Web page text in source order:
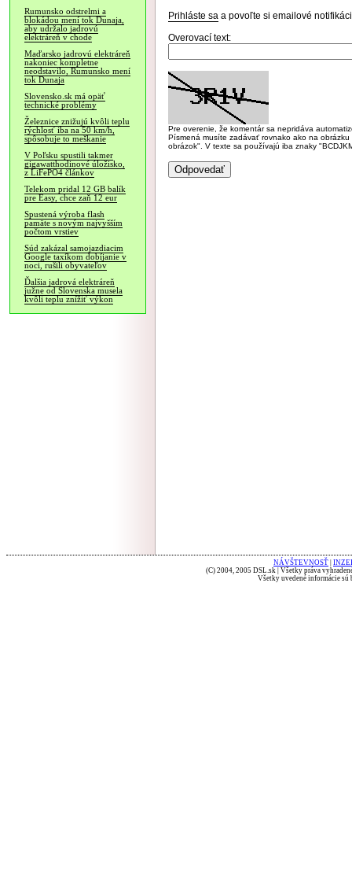
Rumunsko odstrelmi a
blokádou mení tok Dunaja,
aby udržalo jadrovú
elektráreň v chode
Maďarsko jadrovú elektráreň
nakoniec kompletne
neodstavilo, Rumunsko mení
tok Dunaja
Slovensko.sk má opäť
technické problémy
Železnice znižujú kvôli teplu
rýchlosť iba na 50 km/h,
spôsobuje to meškanie
V Poľsku spustili takmer
gigawatthodinové úložisko,
z LiFePO4 článkov
Telekom pridal 12 GB balík
pre Easy, chce zaň 12 eur
Spustená výroba flash
pamäte s novým najvyšším
počtom vrstiev
Súd zakázal samojazdiacim
Google taxíkom dobíjanie v
noci, rušili obyvateľov
Ďalšia jadrová elektráreň
južne od Slovenska musela
kvôli teplu znížiť výkon
Prihláste sa a povoľte si emailové
Overovací text:
Pre overenie, že komentár sa nepridáva
Písmená musíte zadávať rovnako ako na
obrázok". V texte sa používajú iba znaky
NÁVŠTEVNOSŤ
(C) 2004, 2005 DSL.sk | Všetky práva
Všetky uvedené informácie sú